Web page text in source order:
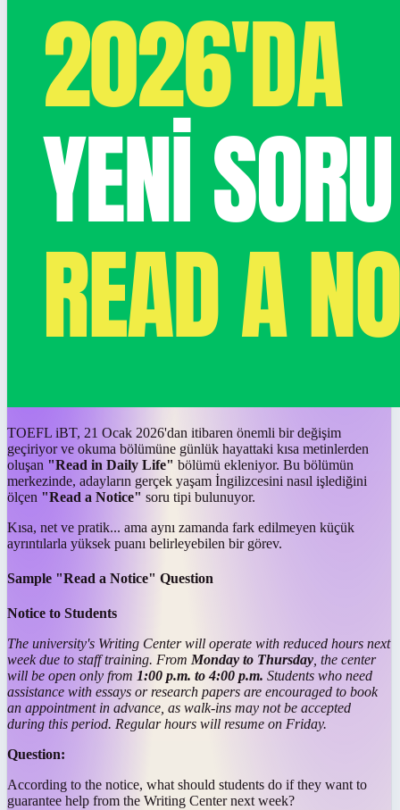
TOEFL iBT, 21 Ocak 2026'dan itibaren önemli bir değişim
geçiriyor ve okuma bölümüne günlük hayattaki kısa metinlerden
oluşan "Read in Daily Life" bölümü ekleniyor. Bu bölümün
merkezinde, adayların gerçek yaşam İngilizcesini nasıl işlediğini
ölçen "Read a Notice" soru tipi bulunuyor.
Kısa, net ve pratik... ama aynı zamanda fark edilmeyen küçük
ayrıntılarla yüksek puanı belirleyebilen bir görev.
Sample "Read a Notice" Question
Notice to Students
The university's Writing Center will operate with reduced hours next
week due to staff training. From Monday to Thursday, the center
will be open only from 1:00 p.m. to 4:00 p.m. Students who need
assistance with essays or research papers are encouraged to book
an appointment in advance, as walk-ins may not be accepted
during this period. Regular hours will resume on Friday.
Question:
According to the notice, what should students do if they want to
guarantee help from the Writing Center next week?